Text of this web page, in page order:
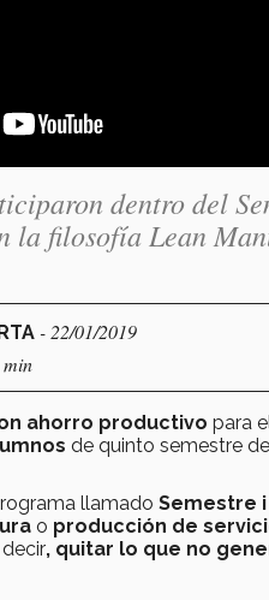
dentro del
la filosofía Lean
- 22/01/2019
min
ahorro productivo para
de quinto semestre
llamado Semestre i
o producción de
, quitar lo que no